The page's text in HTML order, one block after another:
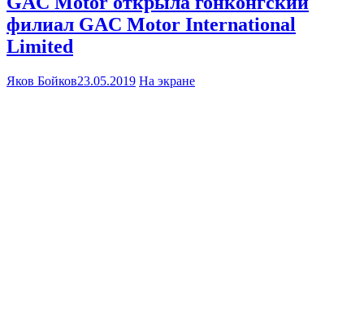
филиал GAC Motor International
Limited
Яков Бойков23.05.2019 На экране